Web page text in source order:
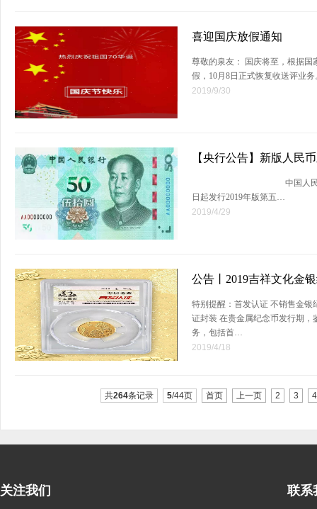
喜迎国庆放假通知
尊敬的泉友： 国庆将至，根据
假，10月8日正式恢复收送评业
2019/9/30
【央行公告】新版人民
中国人民银行公告〔
日起发行2019年版第五…
2019/4/29
公告丨2019吉祥文化金
特别提醒：首发认证 不销售金
证封装 在贵金属纪念币发行期
务，包括首…
2019/4/18
共264条记录 5/44页 首页 上一页 2 3 4
关注我们 联系